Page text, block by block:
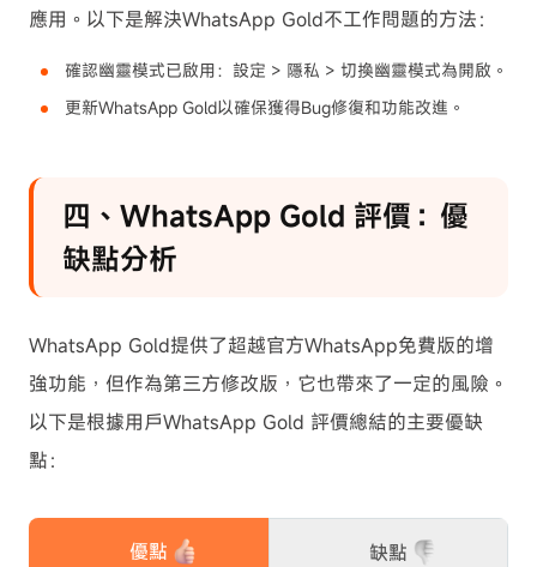
應用。以下是解決WhatsApp Gold不工作問題的方法：
確認幽靈模式已啟用：設定 > 隱私 > 切換幽靈模式為開啟。
更新WhatsApp Gold以確保獲得Bug修復和功能改進。
四、WhatsApp Gold 評價：優
缺點分析
WhatsApp Gold提供了超越官方WhatsApp免費版的增
強功能，但作為第三方修改版，它也帶來了一定的風險。
以下是根據用戶WhatsApp Gold 評價總結的主要優缺
點：
優點 缺點